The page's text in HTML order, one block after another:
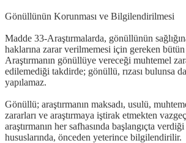
Gönüllünün Korunması ve Bilgilendirilmesi
Madde 33-Araştırmalarda, gönüllünün
haklarına zarar verilmemesi için gereken bütün
Araştırmanın gönüllüye vereceği muhtemel
edilemediği takdirde; gönüllü, rızası bulunsa
yapılamaz.
Gönüllü; araştırmanın maksadı, usulü,
zararları ve araştırmaya iştirak etmekten
araştırmanın her safhasında başlangıçta
hususlarında, önceden yeterince bilgilendirilir.